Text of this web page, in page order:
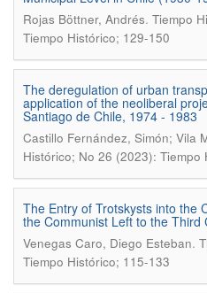
Rojas Böttner, Andrés. Tiempo
Tiempo Histórico; 129-150
The deregulation of urban
application of the neoliberal
Santiago de Chile, 1974 - 1983
Castillo Fernández, Simón; Vila
Histórico; No 26 (2023): Tiempo
The Entry of Trotskysts into the
the Communist Left to the Third
Venegas Caro, Diego Esteban.
Tiempo Histórico; 115-133